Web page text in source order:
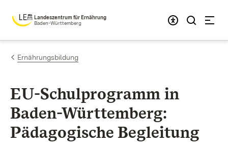
Zum Inhalt springen
Landeszentrum für Ernährung
Baden-Württemberg
Ernährungsbildung
EU-Schul­programm in
Baden-Württem­berg:
Pädago­gische Beglei­tung